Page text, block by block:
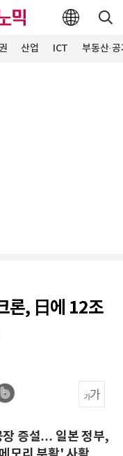
산업 ICT 부동산·
론, 日에 12조
장 증설… 일본 정부,